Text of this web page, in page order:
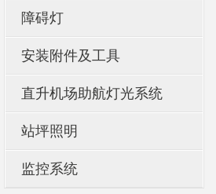
障碍灯
安装附件及工具
直升机场助航灯光系统
站坪照明
监控系统